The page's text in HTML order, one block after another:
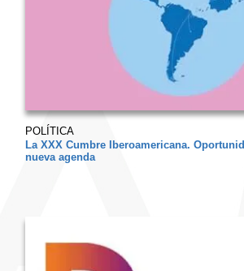
POLÍTICA
La XXX Cumbre Iberoamericana.
nueva agenda